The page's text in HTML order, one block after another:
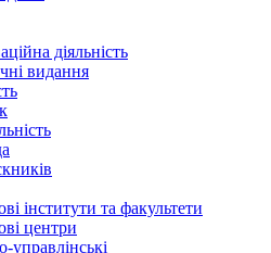
діяльність
видання
інститути та факультети
центри
управлінські